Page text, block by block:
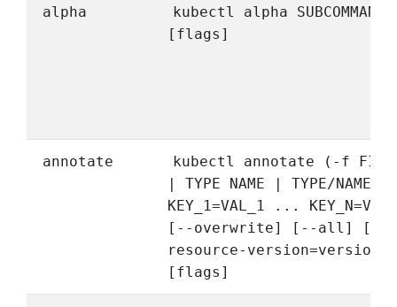
alpha
kubectl alpha SUBCOMMAND
[flags]
annotate
kubectl annotate (-f
| TYPE NAME | TYPE/NAME)
KEY_1=VAL_1 ...
[--overwrite] [--all] [--
resource-version=version]
[flags]